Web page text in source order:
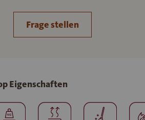
Frage stellen
Eigenschaften